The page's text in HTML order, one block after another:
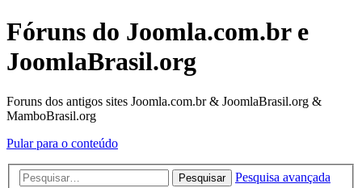
Fóruns do Joomla.com.br e
JoomlaBrasil.org
Foruns dos antigos sites Joomla.com.br & JoomlaBrasil.org &
MamboBrasil.org
Pular para o conteúdo
Pesquisar Pesquisa avançada